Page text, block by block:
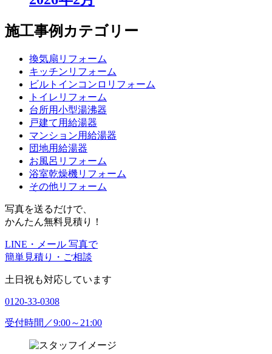
施工事例カテゴリー
換気扇リフォーム
キッチンリフォーム
ビルトインコンロリフォーム
トイレリフォーム
台所用小型湯沸器
戸建て用給湯器
マンション用給湯器
団地用給湯器
お風呂リフォーム
浴室乾燥機リフォーム
その他リフォーム
写真を送るだけで、
かんたん無料見積り！
LINE・メール 写真で
簡単見積り・ご相談
土日祝も対応しています
0120-33-0308
受付時間／9:00～21:00